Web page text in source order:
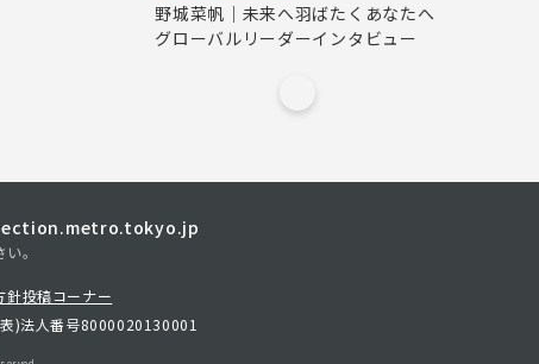
野城菜帆｜未来へ羽ばたくあなたへ
グローバルリーダーインタビュー
。
針投稿コーナー
)法人番号8000020130001